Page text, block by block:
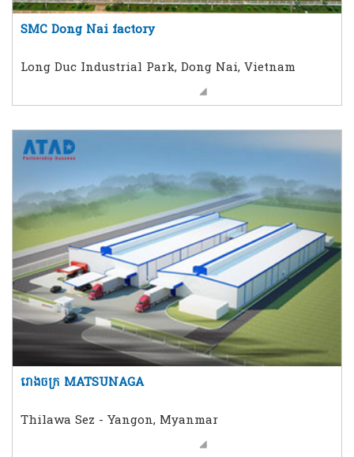
SMC Dong Nai factory
Long Duc Industrial Park, Dong Nai, Vietnam
រោងចក្រ MATSUNAGA
Thilawa Sez - Yangon, Myanmar